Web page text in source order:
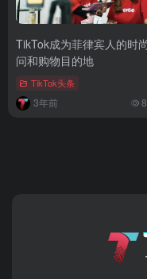
TikTok成为菲律宾人的时
问和购物目的地
TikTok头条
3年前